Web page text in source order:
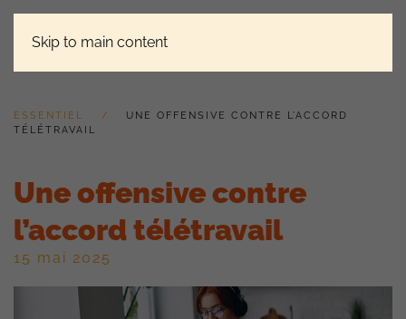
Skip to main content
ESSENTIEL
UNE OFFENSIVE CONTRE L’ACCORD
TÉLÉTRAVAIL
Une offensive contre
l’accord télétravail
15 mai 2025